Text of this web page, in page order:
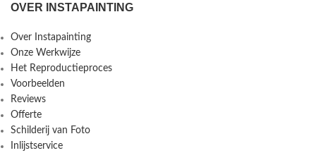
OVER INSTAPAINTING
Over Instapainting
Onze Werkwijze
Het Reproductieproces
Voorbeelden
Reviews
Offerte
Schilderij van Foto
Inlijstservice